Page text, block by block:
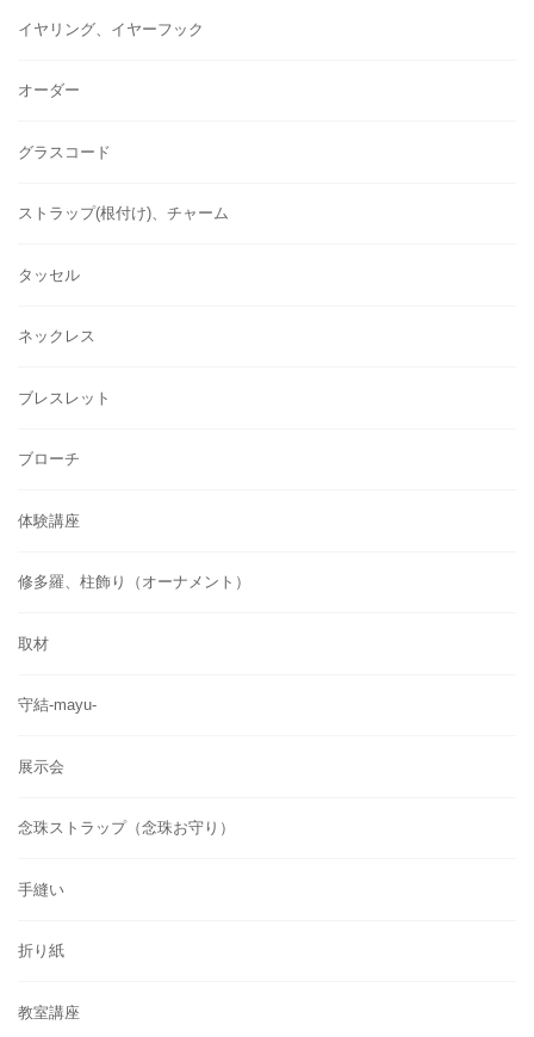
イヤリング、イヤーフック
オーダー
グラスコード
ストラップ(根付け)、チャーム
タッセル
ネックレス
ブレスレット
ブローチ
体験講座
修多羅、柱飾り（オーナメント）
取材
守結-mayu-
展示会
念珠ストラップ（念珠お守り）
手縫い
折り紙
教室講座